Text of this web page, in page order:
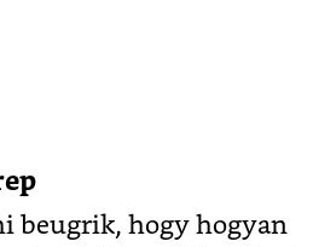
beugrik, hogy hogyan